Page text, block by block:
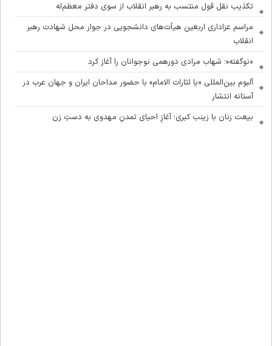
تکذیب نقل قول منتسب به رهبر انقلاب از سوی دفتر معظم‌له
مراسم عزاداری اربعین هیأت‌های دانشجویی در جوار محل شهادت رهبر
انقلاب
«نوگفته»؛ شهاب مرادی دورهمی نوجوانان را آغاز کرد
آلبوم بین‌المللی «یا لثارات الامام» با حضور مداحان ایران و جهان عرب در
آستانه انتشار
بیعت زنان با زینب کبری؛ آغازِ احیای تمدنِ مهدوی به دستِ زن